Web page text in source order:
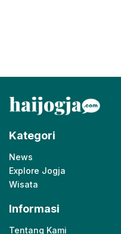
Kategori
News
Explore Jogja
Wisata
Informasi
Tentang Kami